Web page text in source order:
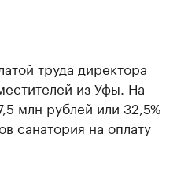
труда директора
из Уфы. На
млн рублей или 32,5%
санатория на оплату